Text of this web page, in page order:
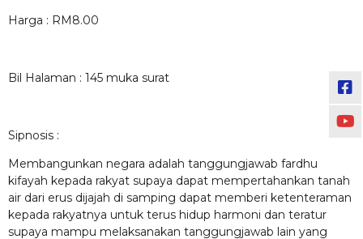
Harga : RM8.00
Bil Halaman : 145 muka surat
Sipnosis :
Membangunkan negara adalah tanggungjawab fardhu
kifayah kepada rakyat supaya dapat mempertahankan tanah
air dari erus dijajah di samping dapat memberi ketenteraman
kepada rakyatnya untuk terus hidup harmoni dan teratur
supaya mampu melaksanakan tanggungjawab lain yang